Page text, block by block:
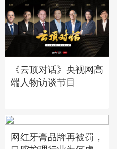
《云顶对话》央视网高
端人物访谈节目
网红牙膏品牌再被罚，